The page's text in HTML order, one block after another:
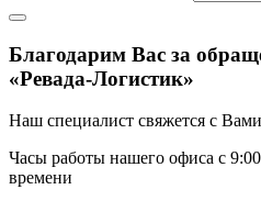
Благодарим Вас за
«Ревада-Логистик»
Наш специалист свяжется с
Часы работы нашего офиса с
времени